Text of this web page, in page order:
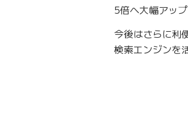
5倍へ大幅アッ
今後はさらに利
検索エンジンを